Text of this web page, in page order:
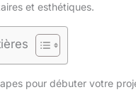
et esthétiques.
pour débuter votre